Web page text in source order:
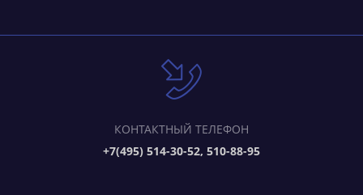
КОНТАКТНЫЙ ТЕЛЕФОН
+7(495) 514-30-52, 510-88-95